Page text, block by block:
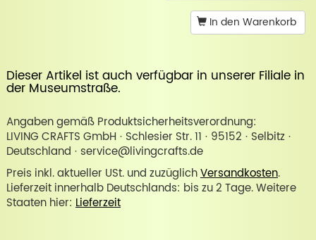
In den Warenkorb
Dieser Artikel ist auch verfügbar in unserer Filiale in
der Museumstraße.
Angaben gemäß Produktsicherheitsverordnung:
LIVING CRAFTS GmbH · Schlesier Str. 11 · 95152 · Selbitz ·
Deutschland · service@livingcrafts.de
Preis inkl. aktueller USt. und zuzüglichVersandkosten.
Lieferzeit innerhalb Deutschlands: bis zu 2 Tage. Weitere
Staaten hier: Lieferzeit